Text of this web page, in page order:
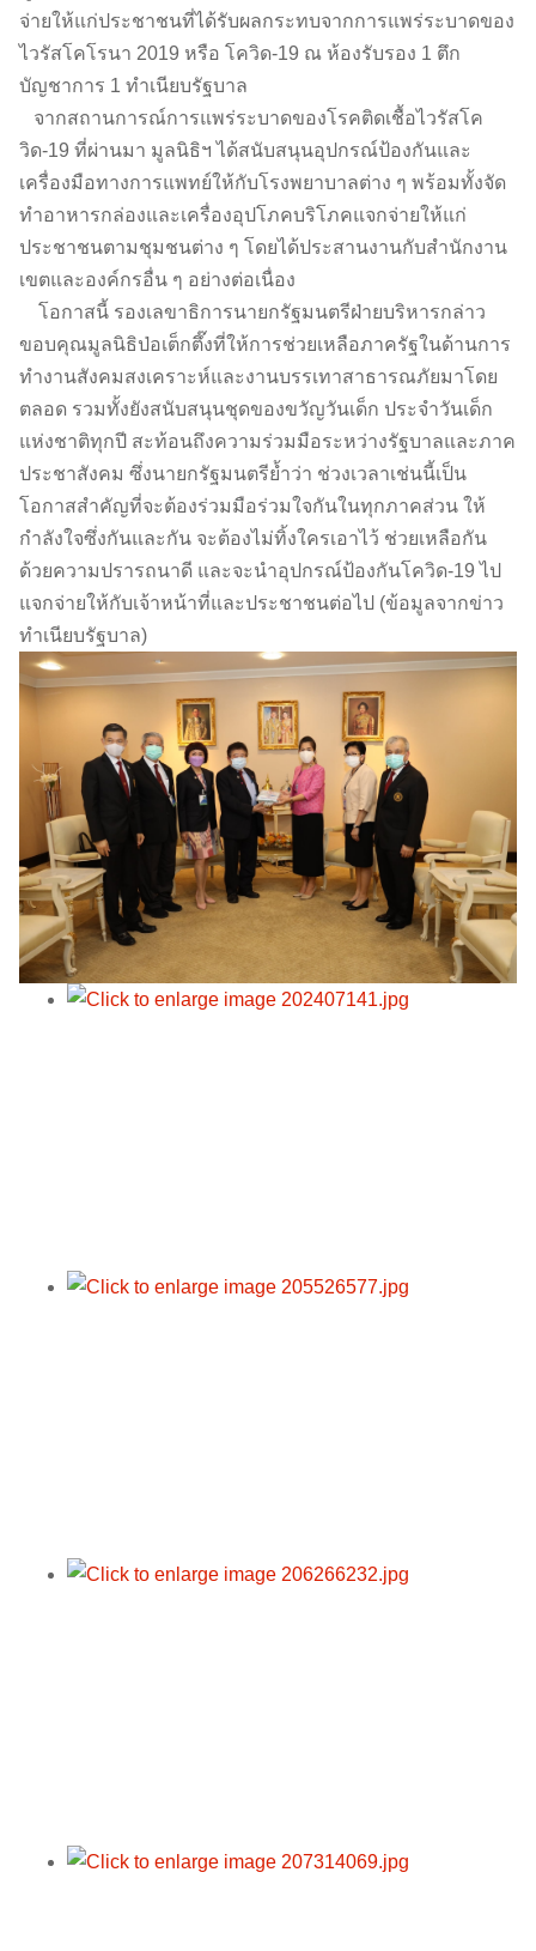
จ่ายให้แก่ประชาชนที่ได้รับผลกระทบจากการแพร่ระบาดของ
ไวรัสโคโรนา 2019 หรือ โควิด-19 ณ ห้องรับรอง 1 ตึก
บัญชาการ 1 ทำเนียบรัฐบาล
จากสถานการณ์การแพร่ระบาดของโรคติดเชื้อไวรัสโค
วิด-19 ที่ผ่านมา มูลนิธิฯ ได้สนับสนุนอุปกรณ์ป้องกันและ
เครื่องมือทางการแพทย์ให้กับโรงพยาบาลต่าง ๆ พร้อมทั้งจัด
ทำอาหารกล่องและเครื่องอุปโภคบริโภคแจกจ่ายให้แก่
ประชาชนตามชุมชนต่าง ๆ โดยได้ประสานงานกับสำนักงาน
เขตและองค์กรอื่น ๆ อย่างต่อเนื่อง
โอกาสนี้ รองเลขาธิการนายกรัฐมนตรีฝ่ายบริหารกล่าว
ขอบคุณมูลนิธิป่อเต็กตึ๊งที่ให้การช่วยเหลือภาครัฐในด้านการ
ทำงานสังคมสงเคราะห์และงานบรรเทาสาธารณภัยมาโดย
ตลอด รวมทั้งยังสนับสนุนชุดของขวัญวันเด็ก ประจำวันเด็ก
แห่งชาติทุกปี สะท้อนถึงความร่วมมือระหว่างรัฐบาลและภาค
ประชาสังคม ซึ่งนายกรัฐมนตรีย้ำว่า ช่วงเวลาเช่นนี้เป็น
โอกาสสำคัญที่จะต้องร่วมมือร่วมใจกันในทุกภาคส่วน ให้
กำลังใจซึ่งกันและกัน จะต้องไม่ทิ้งใครเอาไว้ ช่วยเหลือกัน
ด้วยความปรารถนาดี และจะนำอุปกรณ์ป้องกันโควิด-19 ไป
แจกจ่ายให้กับเจ้าหน้าที่และประชาชนต่อไป (ข้อมูลจากข่าว
ทำเนียบรัฐบาล)